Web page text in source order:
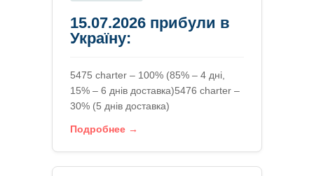
15.07.2026 прибули в
Україну:
5475 charter – 100% (85% – 4 дні,
15% – 6 днів доставка)5476 charter –
30% (5 днів доставка)
Подробнее →